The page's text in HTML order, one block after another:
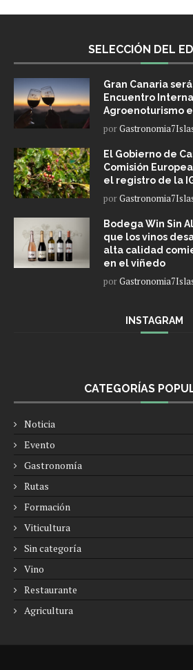
SELECCIÓN DEL
Gran Canaria
Encuentro
Agroenoturismo
por
El Gobierno de
Comisión
el registro de la
por
Bodega Win Sin
que los vinos
alta calidad
en el viñedo
por
INSTAGRAM
CATEGORÍAS
Noticia
Evento
Gastronomía
Rutas
Formación
Viticultura
Sin categoría
Vino
Restaurante
Agricultura